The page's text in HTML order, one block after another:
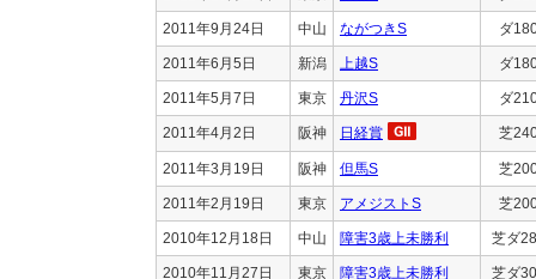
2011年9月24日 中山 ながつきS ダ
2011年6月5日 新潟 上越S ダ
2011年5月7日 東京 丹沢S ダ
2011年4月2日 阪神 日経賞 芝
2011年3月19日 阪神 但馬S 芝
2011年2月19日 東京 アメジストS 芝
2010年12月18日 中山 障害3歳上未勝利 芝ダ
2010年11月27日 東京 障害3歳上未勝利 芝ダ